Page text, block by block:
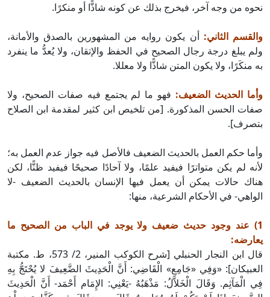
نحوه من وجه آخر، فيخرج بذلك عن كونه شاذًّا أو منكرًا.
والقسم الثاني: أن يكون روايه من المشهورين بالصدق والأمانة،
ولم يبلغ درجة رجال الصحيح في الحفظ والإتقان، ولا يُعدُّ ما ينفرد
به منكَرًا، ولا يكون المتن شاذًّا ولا معللا.
وأما الحديث الضعيف: فهو ما لم يجتمع فيه صفات الصحيح، ولا
صفات الحسن المذكورة. [من تلخيص ابن كثير لمقدمة ابن الصلاح
بتصرف].
وأما حكم العمل بالحديث الضعيف فالأصل فيه جواز عدم العمل به؛
لأنه لم يكن متواترًا فيفيد علمًا، ولا آحادًا صحيحًا فيفيد ظنًّا، لكن
هناك حالات يمكن أن يعمل فيها الإنسان بالحديث الضعيف -لا
الواهي- في الأحكام الشرعية، منها:
1) عند وجود حديث ضعيف ولا يوجد في الباب من الصحيح ما
يعارضه:
قال ابن النجار الحنبلي [شرح الكوكب المنير، 2/ 573، ط. مكتبة
العبيكان]: «وَفِي «جَامِعِ» الْقَاضِي: أَنَّ الْحَدِيثَ الضَّعِيفَ لا يُحْتَجُّ بِهِ
فِي الْمَآثِم. وَقَالَ الْخَلاَّلُ: مَذْهَبُهُ -يَعْنِي: الإِمَام أَحْمَد- أَنَّ الْحَدِيثَ